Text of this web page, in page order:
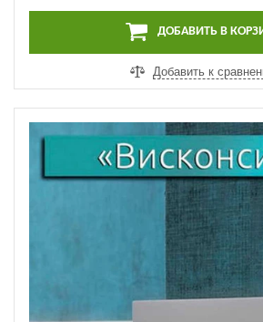
ДОБАВИТЬ В
Добавить к